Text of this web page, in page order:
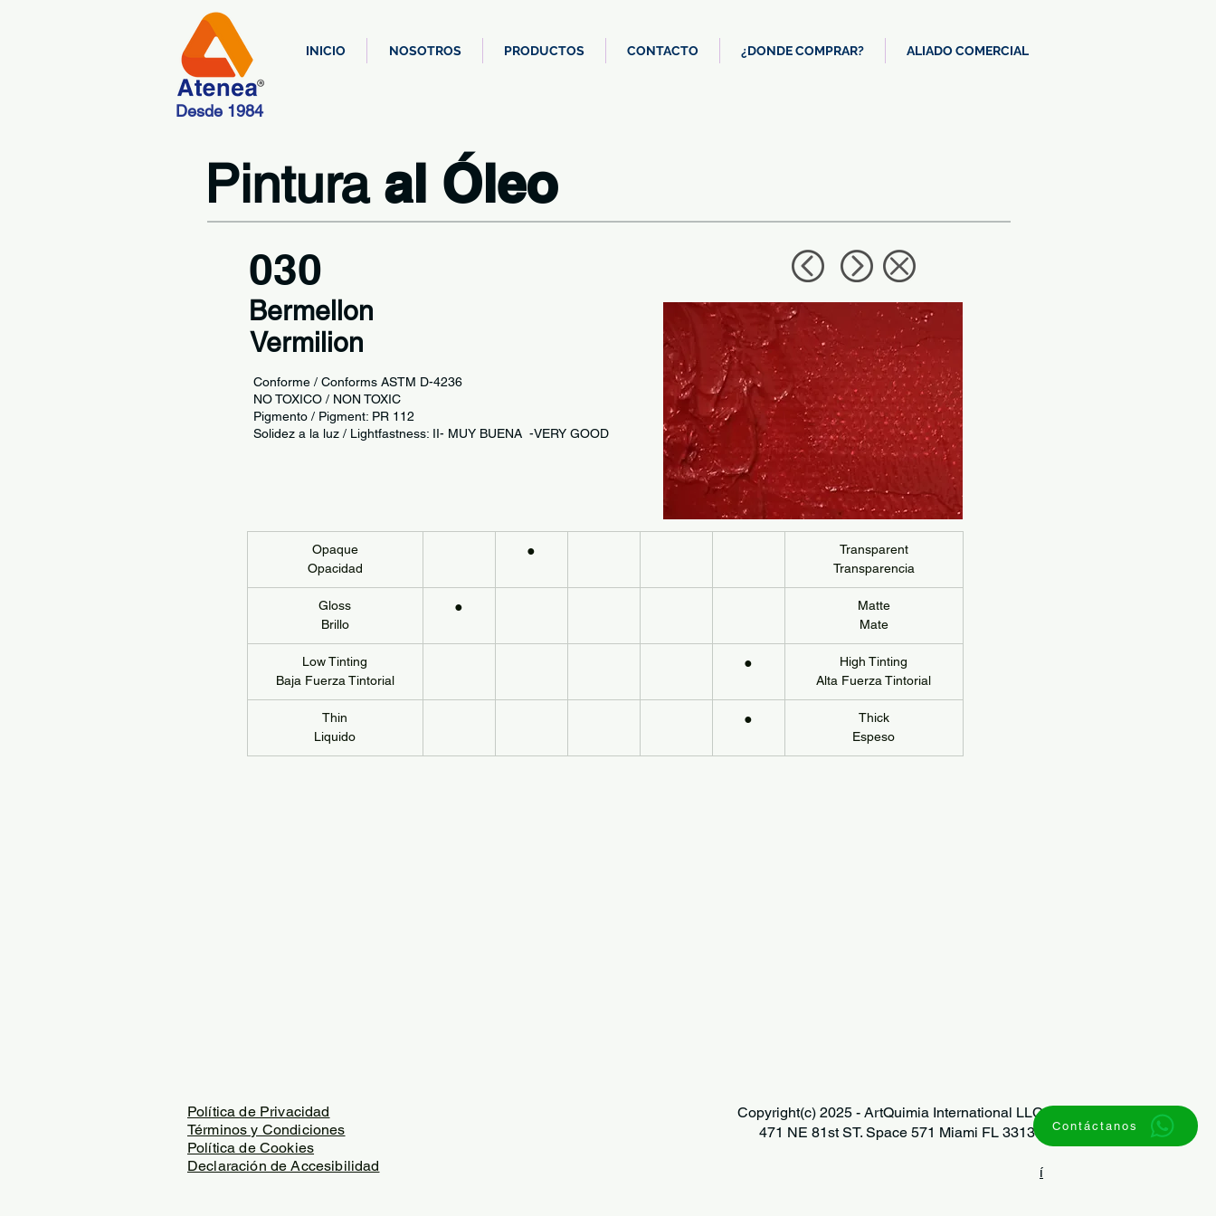
Desde 1984
INICIO NOSOTROS PRODUCTOS CONTACTO ¿DONDE COMPRAR? ALIADO COMERCIAL
Pintura al Óleo
Opaque
Opacidad
●
Transparent
Transparencia
Gloss
Brillo
●
Matte
Mate
Low Tinting
Baja Fuerza Tintorial
●
High Tinting
Alta Fuerza Tintorial
Thin
Liquido
●
Thick
Espeso
Conforme / Conforms ASTM D-4236
NO TOXICO / NON TOXIC
Pigmento / Pigment: PR 112
Solidez a la luz / Lightfastness: II- MUY BUENA -VERY GOOD
030
Bermellon
Vermilion
Contáctanos
Política de Privacidad
Términos y Condiciones
Política de Cookies
Declaración de Accesibilidad
Copyright(c) 2025 - ArtQuimia International LLC
471 NE 81st ST. Space 571 Miami FL 33138
í